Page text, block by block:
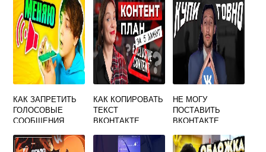
КАК ЗАПРЕТИТЬ
ГОЛОСОВЫЕ
СООБЩЕНИЯ
КАК КОПИРОВАТЬ
ТЕКСТ
ВКОНТАКТЕ
НЕ МОГУ
ПОСТАВИТЬ
ВКОНТАКТЕ